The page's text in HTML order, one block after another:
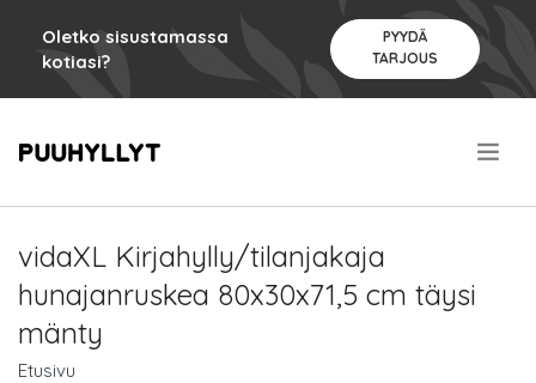
Oletko sisustamassa
kotiasi?
PYYDÄ
TARJOUS
vidaXL Kirjahylly/tilanjakaja
hunajanruskea 80x30x71,5 cm täysi
mänty
Etusivu